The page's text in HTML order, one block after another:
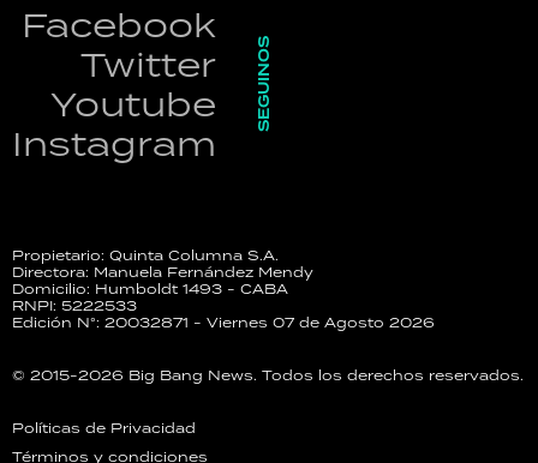
Facebook
Twitter
Youtube
Instagram
SEGUINOS
Propietario: Quinta Columna S.A.
Directora: Manuela Fernández Mendy
Domicilio: Humboldt 1493 - CABA
RNPI: 5222533
Edición N°: 20032871 - Viernes 07 de Agosto 2026
© 2015-2026 Big Bang News. Todos los derechos reservados.
Políticas de Privacidad
Términos y condiciones